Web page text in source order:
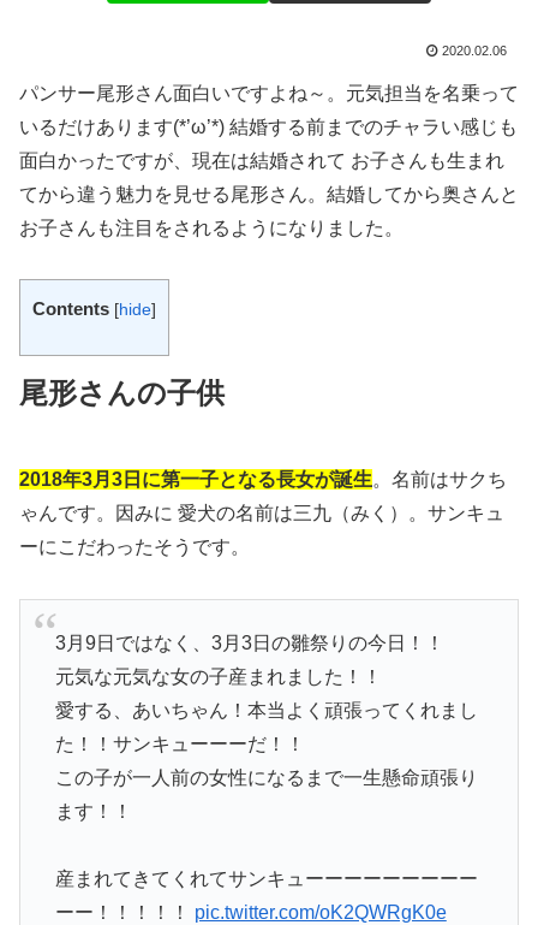
2020.02.06
パンサー尾形さん面白いですよね～。元気担当を名乗って
いるだけあります(*’ω’*) 結婚する前までのチャラい感じも
面白かったですが、現在は結婚されて お子さんも生まれ
てから違う魅力を見せる尾形さん。結婚してから奥さんと
お子さんも注目をされるようになりました。
Contents [hide]
尾形さんの子供
2018年3月3日に第一子となる長女が誕生。名前はサクち
ゃんです。因みに 愛犬の名前は三九（みく）。サンキュ
ーにこだわったそうです。
3月9日ではなく、3月3日の雛祭りの今日！！
元気な元気な女の子産まれました！！
愛する、あいちゃん！本当よく頑張ってくれまし
た！！サンキューーーだ！！
この子が一人前の女性になるまで一生懸命頑張り
ます！！
産まれてきてくれてサンキューーーーーーーーー
ーー！！！！！ pic.twitter.com/oK2QWRgK0e